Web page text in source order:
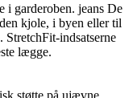
i garderoben. jeans De
kjole, i byen eller til
StretchFit-indsatserne
lægge.
støtte på ujævne